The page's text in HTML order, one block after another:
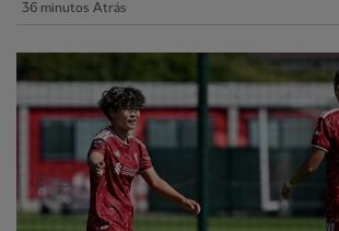
36 minutos Atrás